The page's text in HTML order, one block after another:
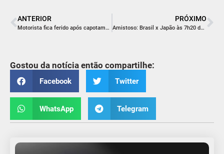
ANTERIOR
Motorista fica ferido após capotamento na BR-101 em Içara
PRÓXIMO
Amistoso: Brasil x Japão às 7h20 desta segunda-feira
Gostou da notícia então compartilhe:
Facebook Twitter
WhatsApp Telegram